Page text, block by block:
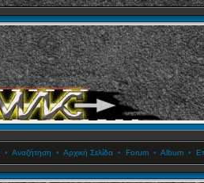
• Αναζήτηση • Αρχική Σελίδα• Forum• Album•